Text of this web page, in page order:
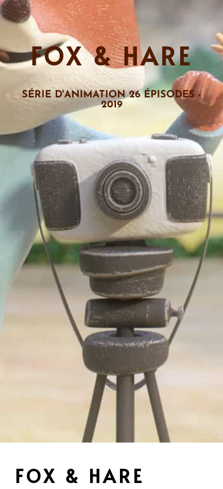
FOX & HARE
SÉRIE D'ANIMATION 26 ÉPISODES -
2019
FOX & HARE